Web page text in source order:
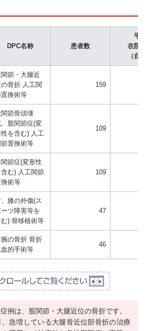
DPC名称 患者数
平
在院
（自
関節・大腿近
骨折 人工関
換術等
159
関節骨頭壊
股関節症(変
を含む) 人工
置換術等
109
関節症(変形性
含む) 人工関節
術等
109
、膝の外傷(ス
ーツ障害等を
) 骨移植術等
47
の骨折 骨折
的手術等
46
例は、股関節・大腿近位の骨折です。
急増している大腿骨近位部骨折の治療